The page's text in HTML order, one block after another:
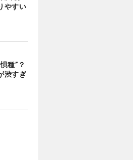
やすい
種”？
渋すぎ